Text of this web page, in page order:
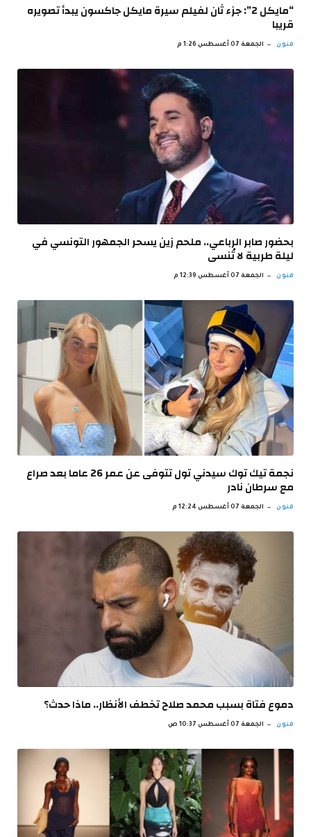
“مايكل 2”: جزء ثان لفيلم سيرة مايكل جاكسون يبدأ تصويره
قريبا
فنون الجمعة 07 أغسطس 1:26 م
بحضور صابر الرباعي.. ملحم زين يسحر الجمهور التونسي في
ليلة طربية لا تُنسى
فنون الجمعة 07 أغسطس 12:39 م
نجمة تيك توك سيدني تول تتوفى عن عمر 26 عاما بعد صراع
مع سرطان نادر
فنون الجمعة 07 أغسطس 12:24 م
دموع فتاة بسبب محمد صلاح تخطف الأنظار.. ماذا حدث؟
فنون الجمعة 07 أغسطس 10:37 ص